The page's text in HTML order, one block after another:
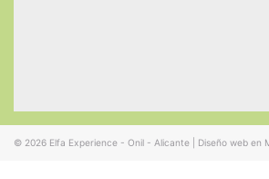
© 2026 Elfa Experience - Onil - Alicante Diseño web en